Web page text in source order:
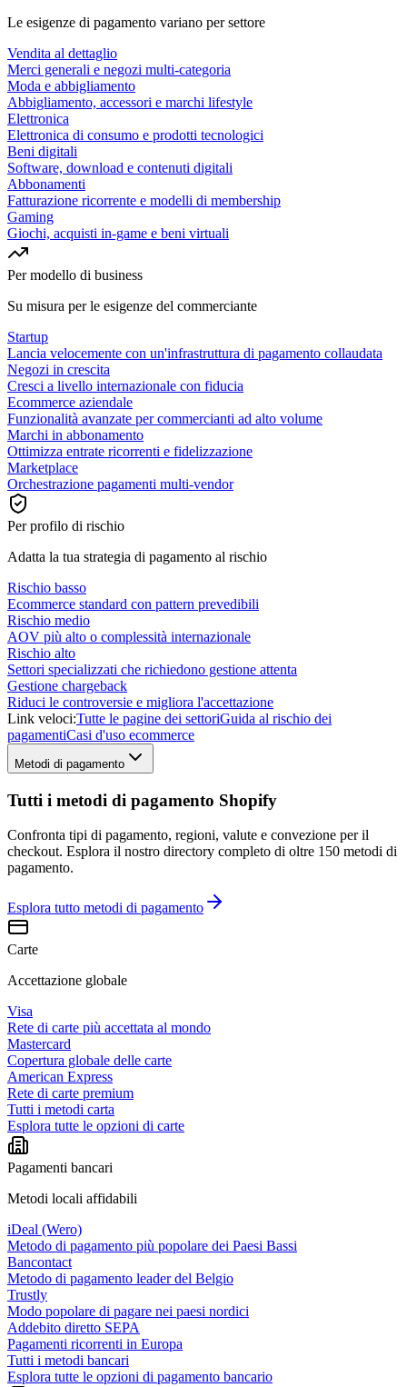
Le esigenze di pagamento variano per settore
Vendita al dettaglio
Merci generali e negozi multi-categoria
Moda e abbigliamento
Abbigliamento, accessori e marchi lifestyle
Elettronica
Elettronica di consumo e prodotti tecnologici
Beni digitali
Software, download e contenuti digitali
Abbonamenti
Fatturazione ricorrente e modelli di membership
Gaming
Giochi, acquisti in-game e beni virtuali
Per modello di business
Su misura per le esigenze del commerciante
Startup
Lancia velocemente con un'infrastruttura di pagamento collaudata
Negozi in crescita
Cresci a livello internazionale con fiducia
Ecommerce aziendale
Funzionalità avanzate per commercianti ad alto volume
Marchi in abbonamento
Ottimizza entrate ricorrenti e fidelizzazione
Marketplace
Orchestrazione pagamenti multi-vendor
Per profilo di rischio
Adatta la tua strategia di pagamento al rischio
Rischio basso
Ecommerce standard con pattern prevedibili
Rischio medio
AOV più alto o complessità internazionale
Rischio alto
Settori specializzati che richiedono gestione attenta
Gestione chargeback
Riduci le controversie e migliora l'accettazione
Link veloci:Tutte le pagine dei settoriGuida al rischio dei
pagamentiCasi d'uso ecommerce
Metodi di pagamento
Tutti i metodi di pagamento Shopify
Confronta tipi di pagamento, regioni, valute e convezione per il
checkout. Esplora il nostro directory completo di oltre 150 metodi di
pagamento.
Esplora tutto metodi di pagamento
Carte
Accettazione globale
Visa
Rete di carte più accettata al mondo
Mastercard
Copertura globale delle carte
American Express
Rete di carte premium
Tutti i metodi carta
Esplora tutte le opzioni di carte
Pagamenti bancari
Metodi locali affidabili
iDeal (Wero)
Metodo di pagamento più popolare dei Paesi Bassi
Bancontact
Metodo di pagamento leader del Belgio
Trustly
Modo popolare di pagare nei paesi nordici
Addebito diretto SEPA
Pagamenti ricorrenti in Europa
Tutti i metodi bancari
Esplora tutte le opzioni di pagamento bancario